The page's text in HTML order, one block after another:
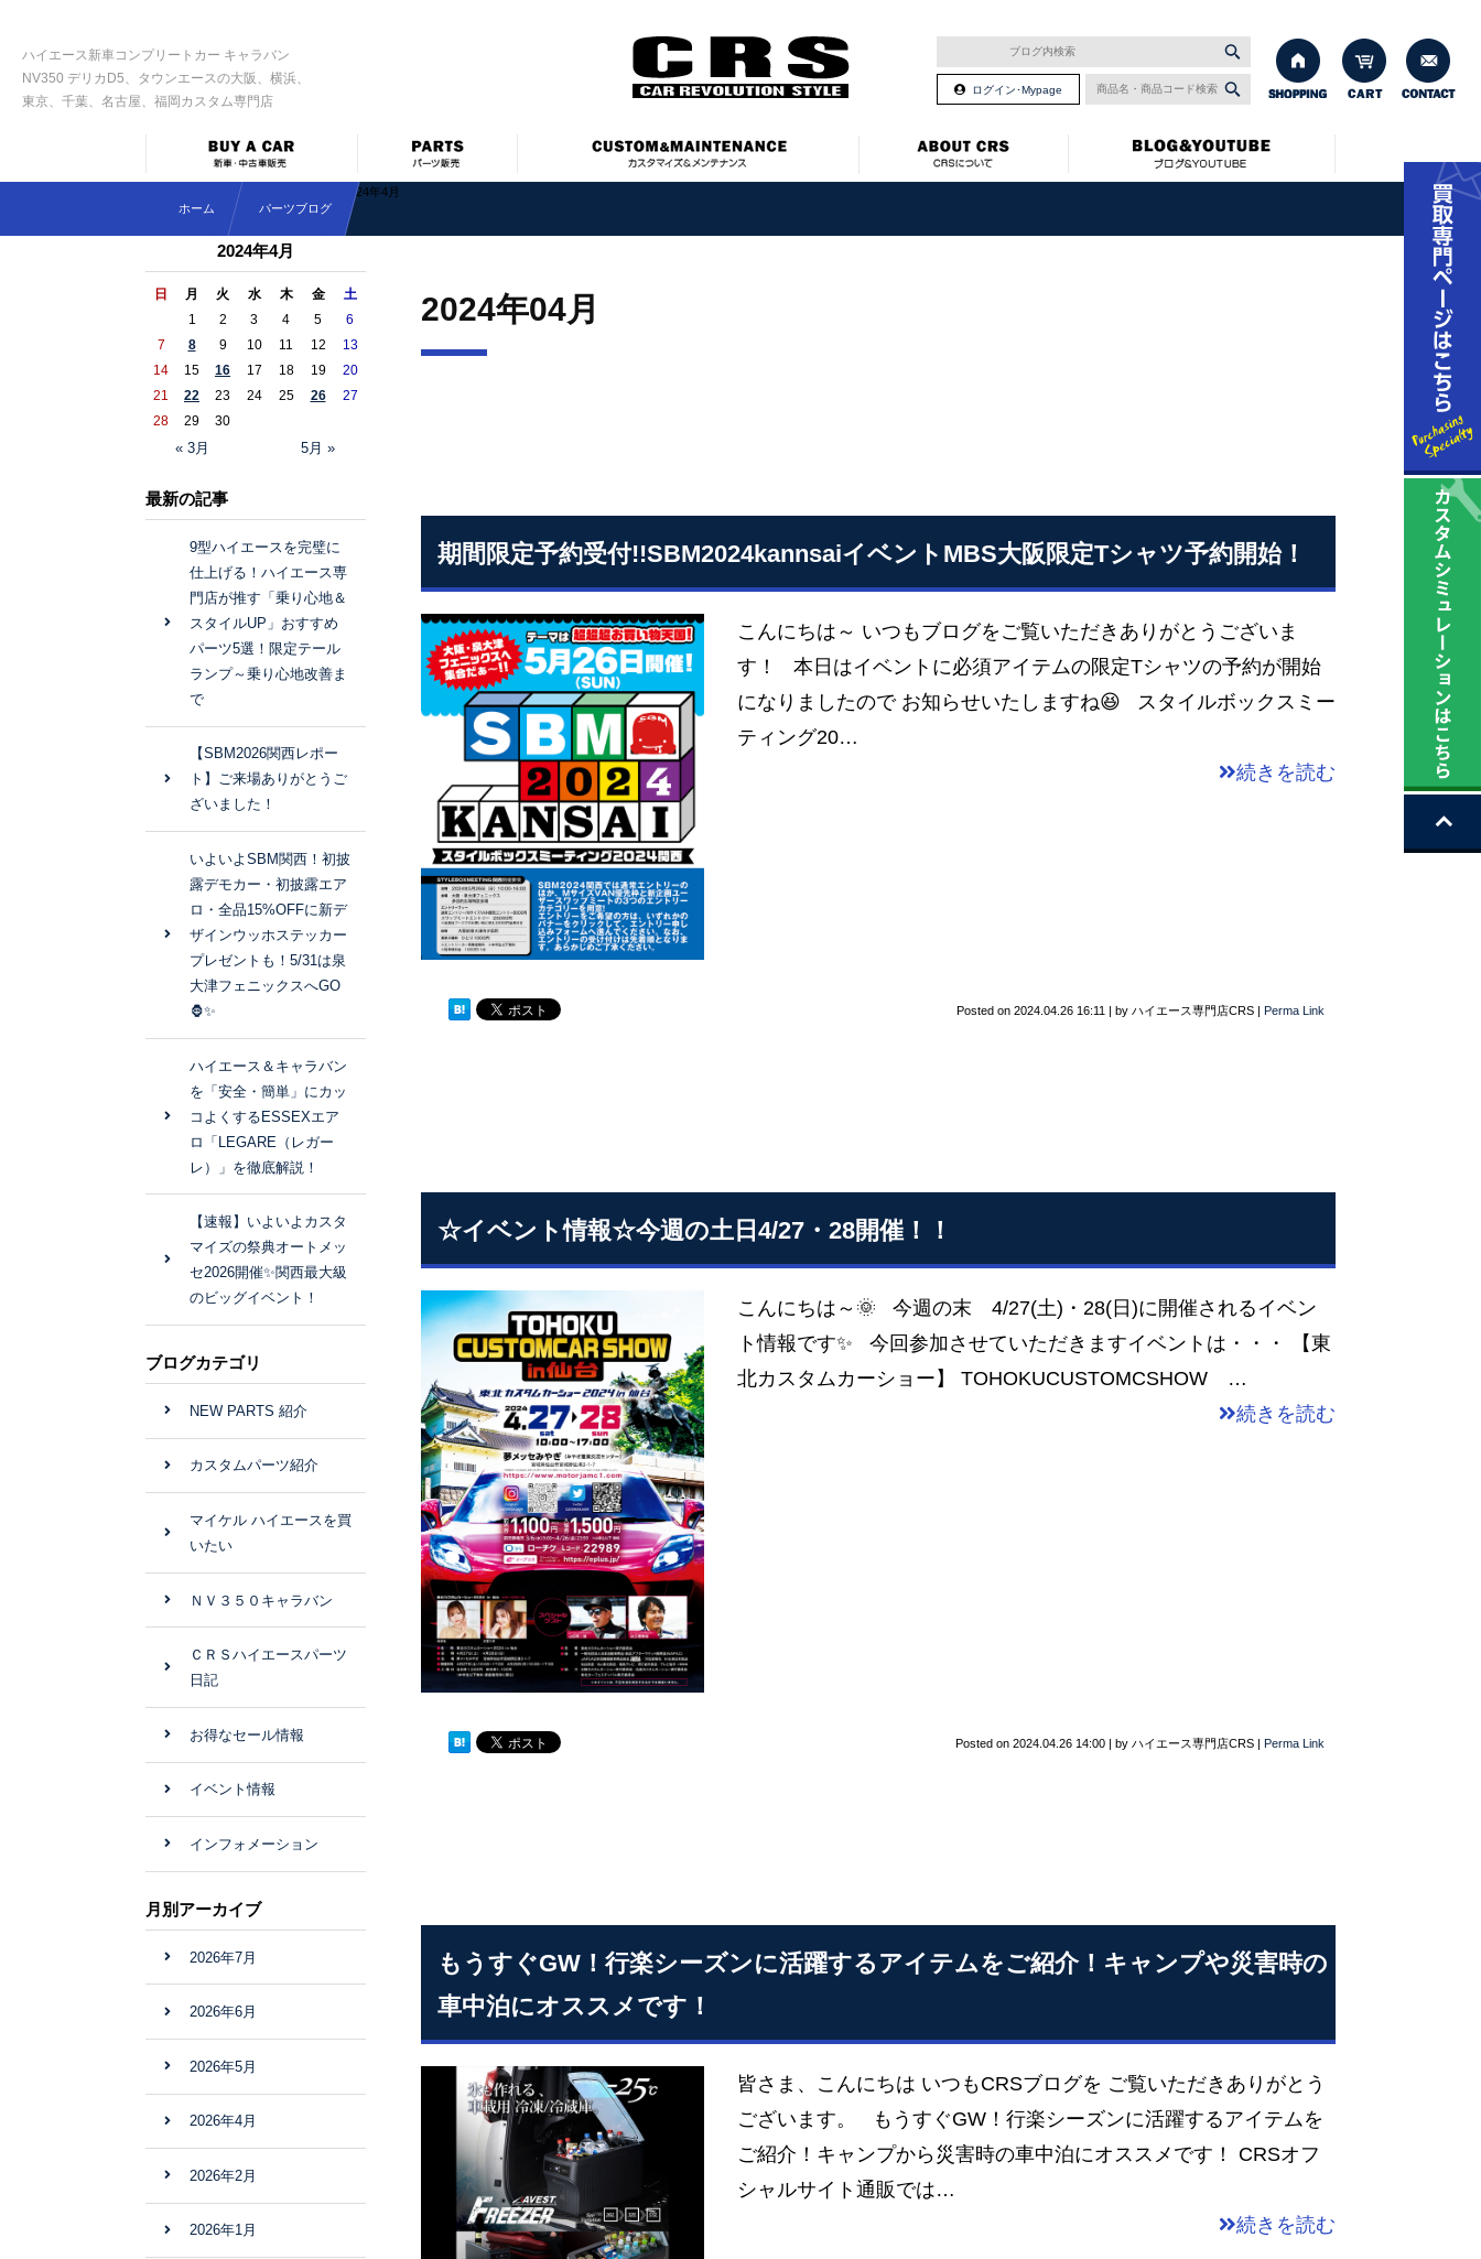
ハイエース新車コンプリートカー キャラバン
NV350 デリカD5、タウンエースの大阪、横浜、
東京、千葉、名古屋、福岡カスタム専門店
ログイン･Mypage
ホーム パーツブログ
2024年4月
2024年04月
期間限定予約受付!!SBM2024kannsaiイベントMBS大阪限定Tシャツ予約開始！
こんにちは～ いつもブログをご覧いただきありがとうございま
す！ 本日はイベントに必須アイテムの限定Tシャツの予約が開始
になりましたので お知らせいたしますね😆 スタイルボックスミー
ティング20…
続きを読む
Posted on 2024.04.26 16:11 | by ハイエース専門店CRS | Perma Link
☆イベント情報☆今週の土日4/27・28開催！！
こんにちは～🌞 今週の末 4/27(土)・28(日)に開催されるイベン
ト情報です✨ 今回参加させていただきますイベントは・・・ 【東
北カスタムカーショー】 TOHOKUCUSTOMCSHOW …
続きを読む
Posted on 2024.04.26 14:00 | by ハイエース専門店CRS | Perma Link
もうすぐGW！行楽シーズンに活躍するアイテムをご紹介！キャンプや災害時の
車中泊にオススメです！
皆さま、こんにちは いつもCRSブログを ご覧いただきありがとう
ございます。 もうすぐGW！行楽シーズンに活躍するアイテムを
ご紹介！キャンプから災害時の車中泊にオススメです！ CRSオフ
シャルサイト通販では…
続きを読む
2024年4月
日 月 火 水 木 金 土
« 3月 5月 »
1 2 3 4 5
6
7
8 9 10 11 12
13
14
15 16 17 18 19
20
21
22 23 24 25 26
27
28
29 30
最新の記事
9型ハイエースを完璧に
仕上げる！ハイエース専
門店が推す「乗り心地＆
スタイルUP」おすすめ
パーツ5選！限定テール
ランプ～乗り心地改善ま
で
【SBM2026関西レポー
ト】ご来場ありがとうご
ざいました！
いよいよSBM関西！初披
露デモカー・初披露エア
ロ・全品15%OFFに新デ
ザインウッホステッカー
プレゼントも！5/31は泉
大津フェニックスへGO
🦍✨
ハイエース＆キャラバン
を「安全・簡単」にカッ
コよくするESSEXエア
ロ「LEGARE（レガー
レ）」を徹底解説！
【速報】いよいよカスタ
マイズの祭典オートメッ
セ2026開催✨関西最大級
のビッグイベント！
ブログカテゴリ
NEW PARTS 紹介
カスタムパーツ紹介
マイケル ハイエースを買
いたい
ＮＶ３５０キャラバン
ＣＲＳハイエースパーツ
日記
お得なセール情報
イベント情報
インフォメーション
月別アーカイブ
2026年7月
2026年6月
2026年5月
2026年4月
2026年2月
2026年1月